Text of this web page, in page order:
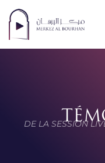
DE LA SESSION